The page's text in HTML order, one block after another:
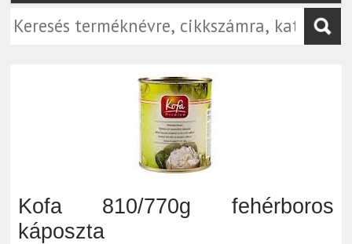
Kofa 810/770g fehérboros
káposzta